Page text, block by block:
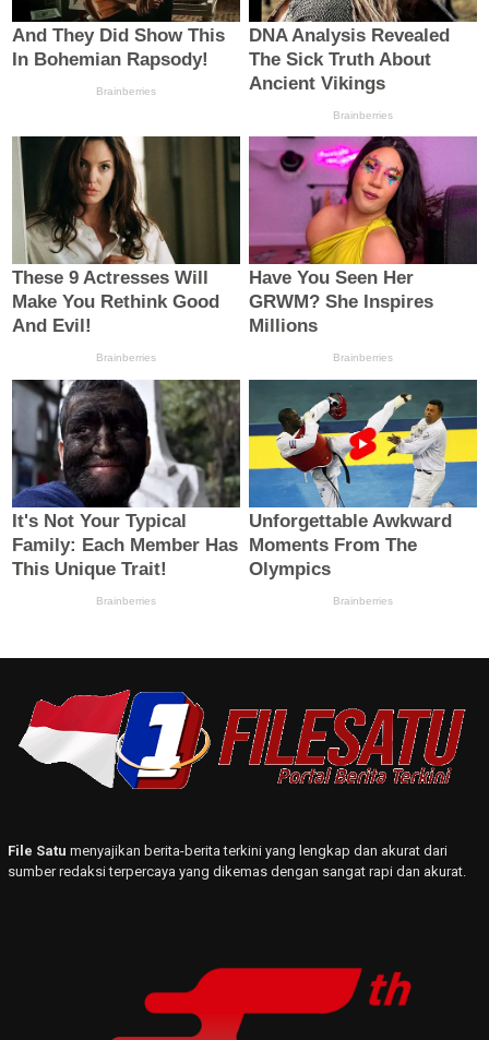
File Satu menyajikan berita-berita terkini yang lengkap dan akurat dari
sumber redaksi terpercaya yang dikemas dengan sangat rapi dan akurat.